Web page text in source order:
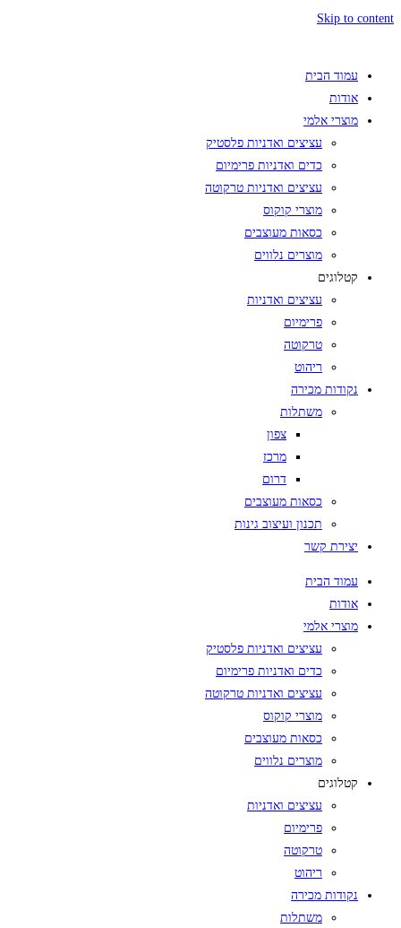
Skip to content
עמוד הבית
אודות
מוצרי אלמי
עציצים ואדניות פלסטיק
כדים ואדניות פרימיום
עציצים ואדניות טרקוטה
מוצרי קוקוס
כסאות מעוצבים
מוצרים נלווים
קטלוגים
עציצים ואדניות
פרימיום
טרקוטה
ריהוט
נקודות מכירה
משתלות
צפון
מרכז
דרום
כסאות מעוצבים
תכנון ועיצוב גינות
יצירת קשר
עמוד הבית
אודות
מוצרי אלמי
עציצים ואדניות פלסטיק
כדים ואדניות פרימיום
עציצים ואדניות טרקוטה
מוצרי קוקוס
כסאות מעוצבים
מוצרים נלווים
קטלוגים
עציצים ואדניות
פרימיום
טרקוטה
ריהוט
נקודות מכירה
משתלות